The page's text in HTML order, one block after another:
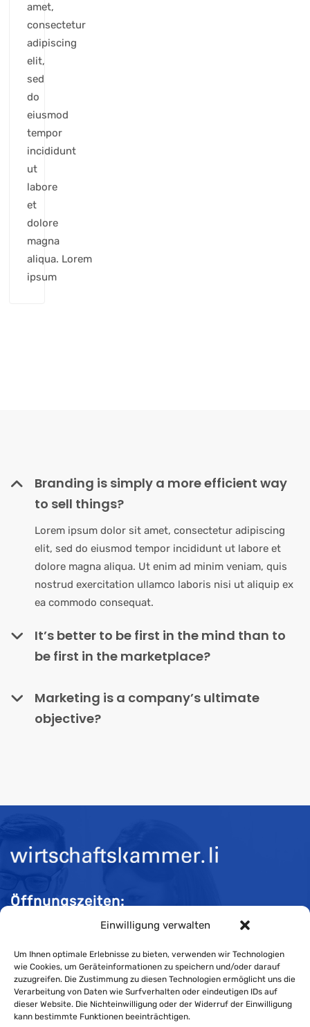
Einwilligung verwalten
Um Ihnen optimale Erlebnisse zu bieten, verwenden wir Technologien
wie Cookies, um Geräteinformationen zu speichern und/oder darauf
zuzugreifen. Die Zustimmung zu diesen Technologien ermöglicht uns die
Verarbeitung von Daten wie Surfverhalten oder eindeutigen IDs auf
dieser Website. Die Nichteinwilligung oder der Widerruf der Einwilligung
kann bestimmte Funktionen beeinträchtigen.
amet,
consectetur
adipiscing
elit,
sed
do
eiusmod
tempor
incididunt
ut
labore
et
dolore
magna
aliqua. Lorem
ipsum
Branding is simply a more efficient way
to sell things?
Lorem ipsum dolor sit amet, consectetur adipiscing
elit, sed do eiusmod tempor incididunt ut labore et
dolore magna aliqua. Ut enim ad minim veniam, quis
nostrud exercitation ullamco laboris nisi ut aliquip ex
ea commodo consequat.
It’s better to be first in the mind than to
be first in the marketplace?
Marketing is a company’s ultimate
objective?
Öffnungszeiten:
Mo-Do 08:00 bis 11:30 und 13:30 bis 16:30 Uhr
Fr 08:00 bis 11:30 und 13:30 bis 16:00 Uhr
Impressum
Cookie-Richtlinie